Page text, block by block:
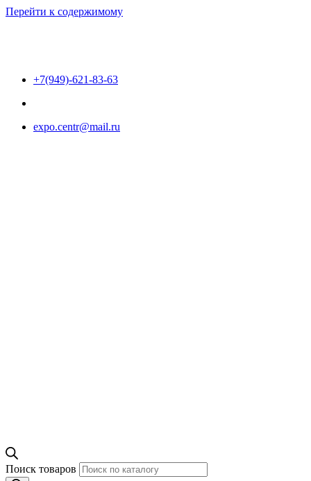
Перейти к содержимому
+7(949)-621-83-63
expo.centr@mail.ru
Поиск товаров